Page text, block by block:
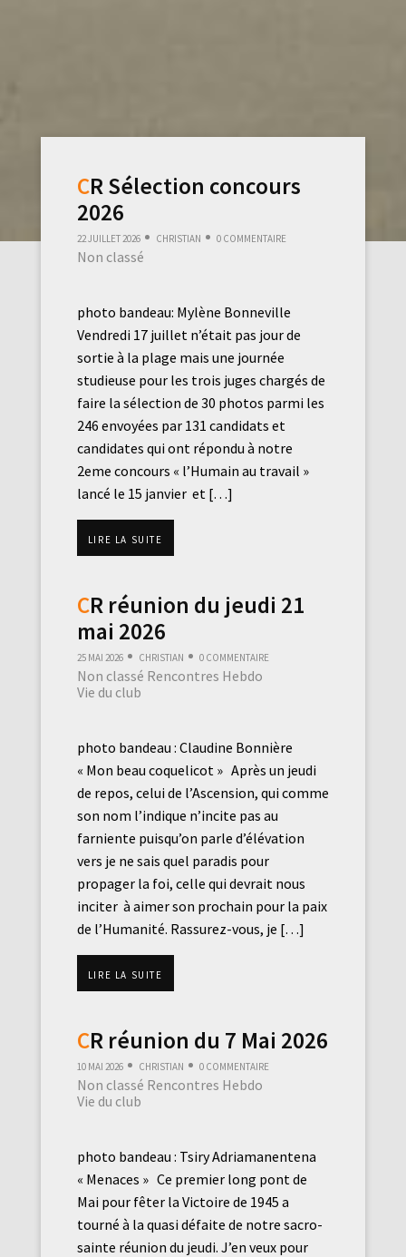
CR Sélection concours
2026
22 juillet 2026 Christian
0 commentaire
Non classé
photo bandeau: Mylène Bonneville
Vendredi 17 juillet n’était pas jour de
sortie à la plage mais une journée
studieuse pour les trois juges chargés de
faire la sélection de 30 photos parmi les
246 envoyées par 131 candidats et
candidates qui ont répondu à notre
2eme concours « l’Humain au travail »
lancé le 15 janvier et […]
Lire la suite
CR réunion du jeudi 21
mai 2026
25 mai 2026 Christian
0 commentaire
Non classé Rencontres Hebdo
Vie du club
photo bandeau : Claudine Bonnière
« Mon beau coquelicot » Après un jeudi
de repos, celui de l’Ascension, qui comme
son nom l’indique n’incite pas au
farniente puisqu’on parle d’élévation
vers je ne sais quel paradis pour
propager la foi, celle qui devrait nous
inciter à aimer son prochain pour la paix
de l’Humanité. Rassurez-vous, je […]
Lire la suite
CR réunion du 7 Mai 2026
10 mai 2026 Christian
0 commentaire
Non classé Rencontres Hebdo
Vie du club
photo bandeau : Tsiry Adriamanentena
« Menaces » Ce premier long pont de
Mai pour fêter la Victoire de 1945 a
tourné à la quasi défaite de notre sacro-
sainte réunion du jeudi. J’en veux pour